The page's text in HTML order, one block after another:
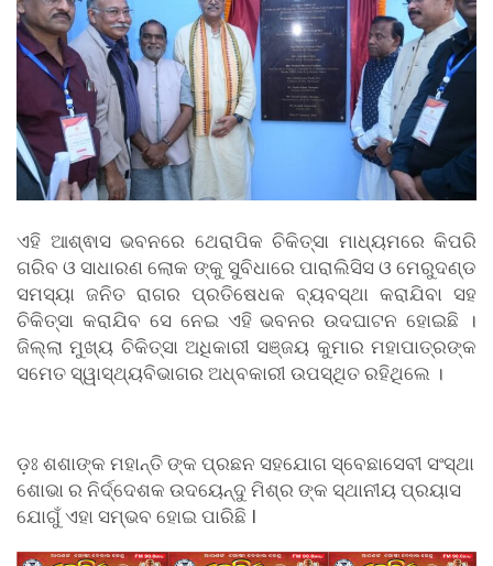
ଏହି ଆଶ୍ଵାସ ଭବନରେ ଥେରାପିକ ଚିକିତ୍ସା ମାଧ୍ୟମରେ କିପରି
ଗରିବ ଓ ସାଧାରଣ ଲୋକ ଙ୍କୁ ସୁବିଧାରେ ପାରାଲିସିସ ଓ ମେରୁଦଣ୍ଡ
ସମସ୍ୟା ଜନିତ ରାଗର ପ୍ରତିଷେଧକ ବ୍ୟବସ୍ଥା କରାଯିବା ସହ
ଚିକିତ୍ସା କରାଯିବ ସେ ନେଇ ଏହି ଭବନର ଉଦଘାଟନ ହୋଇଛି ।
ଜିଲ୍ଲା ମୁଖ୍ୟ ଚିକିତ୍ସା ଅଧିକାରୀ ସଞ୍ଜୟ କୁମାର ମହାପାତ୍ରଙ୍କ
ସମେତ ସ୍ୱାସ୍ଥ୍ୟବିଭାଗର ଅଧ୍ବକାରୀ ଉପସ୍ଥିତ ରହିଥିଲେ ।
ଡ଼ଃ ଶଶାଙ୍କ ମହାନ୍ତି ଙ୍କ ପ୍ରଛନ ସହଯୋଗ ସ୍ବେଛାସେବୀ ସଂସ୍ଥା
ଶୋଭା ର ନିର୍ଦ୍ଦେଶକ ଉଦୟେନ୍ଦୁ ମିଶ୍ର ଙ୍କ ସ୍ଥାନୀୟ ପ୍ରୟାସ
ଯୋଗୁଁ ଏହା ସମ୍ଭବ ହୋଇ ପାରିଛି I